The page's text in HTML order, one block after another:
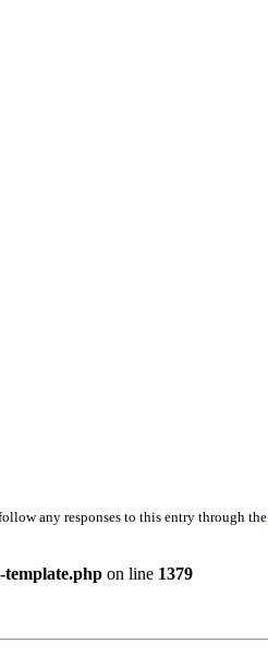
follow any responses to this entry through the
template.php on line 1379